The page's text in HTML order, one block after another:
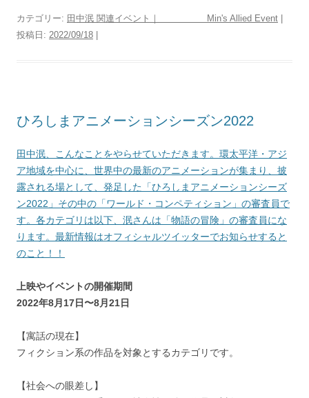
カテゴリー: 田中泯 関連イベント｜ Min's Allied Event
投稿日: 2022/09/18
ひろしまアニメーションシーズン2022
田中泯、こんなことをやらせていただきます。環太平洋・アジ
ア地域を中心に、世界中の最新のアニメーションが集まり、披
露される場として、発足した「ひろしまアニメーションシーズ
ン2022」その中の「ワールド・コンペティション」の審査員で
す。各カテゴリは以下、泯さんは「物語の冒険」の審査員にな
ります。最新情報はオフィシャルツイッターでお知らせすると
のこと！！
上映やイベントの開催期間
2022年8月17日〜8月21日
【寓話の現在】
フィクション系の作品を対象とするカテゴリです。
【社会への眼差し】